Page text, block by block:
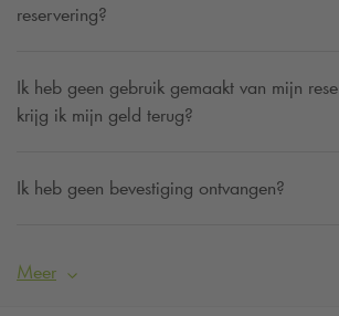
reservering?
Ik heb geen gebruik gemaakt van mijn
krijg ik mijn geld terug?
Ik heb geen bevestiging ontvangen?
Meer